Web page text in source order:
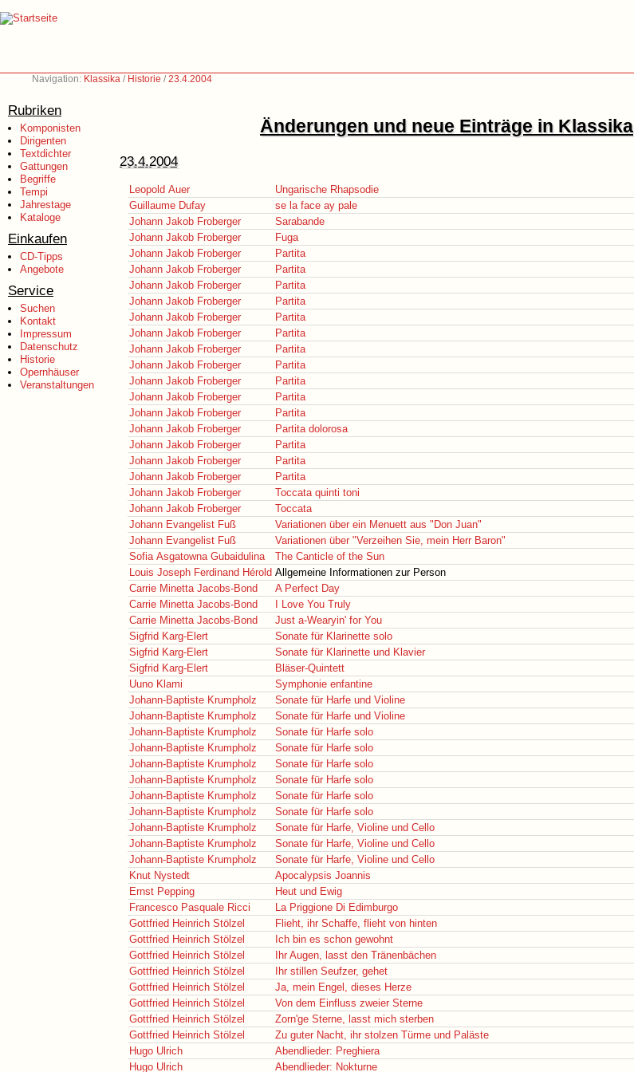
Navigation: Klassika / Historie /23.4.2004
Rubriken
Komponisten
Dirigenten
Textdichter
Gattungen
Begriffe
Tempi
Jahrestage
Kataloge
Einkaufen
CD-Tipps
Angebote
Service
Suchen
Kontakt
Impressum
Datenschutz
Historie
Opernhäuser
Veranstaltungen
Änderungen und neue Einträge in Klassika
23.4.2004
Leopold Auer Ungarische Rhapsodie
Guillaume Dufay
se la face ay pale
Johann Jakob Froberger
Sarabande
Johann Jakob Froberger
Fuga
Johann Jakob Froberger
Partita
Johann Jakob Froberger
Partita
Johann Jakob Froberger
Partita
Johann Jakob Froberger
Partita
Johann Jakob Froberger
Partita
Johann Jakob Froberger
Partita
Johann Jakob Froberger
Partita
Johann Jakob Froberger
Partita
Johann Jakob Froberger
Partita
Johann Jakob Froberger
Partita
Johann Jakob Froberger
Partita
Johann Jakob Froberger
Partita dolorosa
Johann Jakob Froberger
Partita
Johann Jakob Froberger
Partita
Johann Jakob Froberger
Partita
Johann Jakob Froberger
Toccata quinti toni
Johann Jakob Froberger
Toccata
Johann Evangelist Fuß
Variationen über ein Menuett aus "Don Juan"
Johann Evangelist Fuß
Variationen über "Verzeihen Sie, mein Herr Baron"
Sofia Asgatowna Gubaidulina
The Canticle of the Sun
Louis Joseph Ferdinand Hérold Allgemeine Informationen zur Person
Carrie Minetta Jacobs-Bond
A Perfect Day
Carrie Minetta Jacobs-Bond
I Love You Truly
Carrie Minetta Jacobs-Bond
Just a-Wearyin' for You
Sigfrid Karg-Elert
Sonate für Klarinette solo
Sigfrid Karg-Elert
Sonate für Klarinette und Klavier
Sigfrid Karg-Elert
Bläser-Quintett
Uuno Klami
Symphonie enfantine
Johann-Baptiste Krumpholz
Sonate für Harfe und Violine
Johann-Baptiste Krumpholz
Sonate für Harfe und Violine
Johann-Baptiste Krumpholz
Sonate für Harfe solo
Johann-Baptiste Krumpholz
Sonate für Harfe solo
Johann-Baptiste Krumpholz
Sonate für Harfe solo
Johann-Baptiste Krumpholz
Sonate für Harfe solo
Johann-Baptiste Krumpholz
Sonate für Harfe solo
Johann-Baptiste Krumpholz
Sonate für Harfe solo
Johann-Baptiste Krumpholz
Sonate für Harfe, Violine und Cello
Johann-Baptiste Krumpholz
Sonate für Harfe, Violine und Cello
Johann-Baptiste Krumpholz
Sonate für Harfe, Violine und Cello
Knut Nystedt
Apocalypsis Joannis
Ernst Pepping
Heut und Ewig
Francesco Pasquale Ricci
La Priggione Di Edimburgo
Gottfried Heinrich Stölzel
Flieht, ihr Schaffe, flieht von hinten
Gottfried Heinrich Stölzel
Ich bin es schon gewohnt
Gottfried Heinrich Stölzel
Ihr Augen, lasst den Tränenbächen
Gottfried Heinrich Stölzel
Ihr stillen Seufzer, gehet
Gottfried Heinrich Stölzel
Ja, mein Engel, dieses Herze
Gottfried Heinrich Stölzel
Von dem Einfluss zweier Sterne
Gottfried Heinrich Stölzel
Zorn'ge Sterne, lasst mich sterben
Gottfried Heinrich Stölzel
Zu guter Nacht, ihr stolzen Türme und Paläste
Hugo Ulrich
Abendlieder: Preghiera
Hugo Ulrich
Abendlieder: Nokturne